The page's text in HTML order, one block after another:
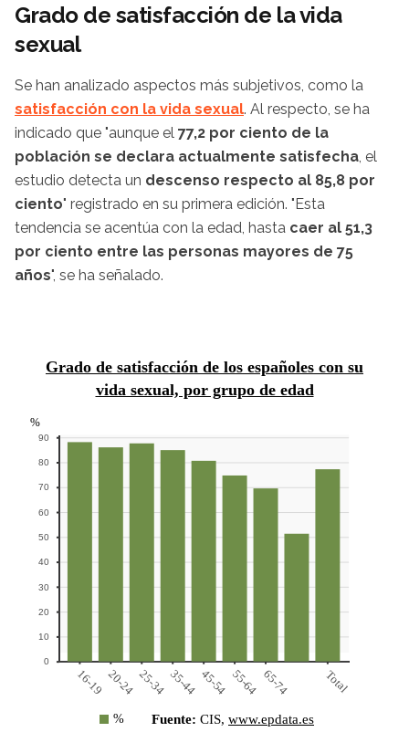
Grado de satisfacción de la vida
sexual
Se han analizado aspectos más subjetivos, como la
satisfacción con la vida sexual. Al respecto, se ha
indicado que "aunque el 77,2 por ciento de la
población se declara actualmente satisfecha, el
estudio detecta un descenso respecto al 85,8 por
ciento" registrado en su primera edición. "Esta
tendencia se acentúa con la edad, hasta caer al 51,3
por ciento entre las personas mayores de 75
años", se ha señalado.